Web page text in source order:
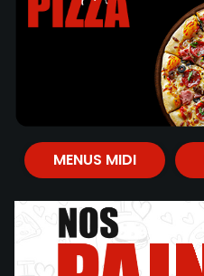
MENUS MIDI